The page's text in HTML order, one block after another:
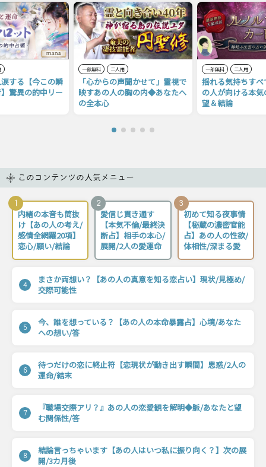
する【今この瞬
驚異の的中リー
一部無料 二人用
「心からの声聞かせて」霊視で
映すあの人の胸の内◆あなたへ
の全本心
一部無料 二人用
揺れる気持ちす
の人が向ける本
望＆結論
このコンテンツの人気メニュー
1
内緒の本音も筒抜
け【あの人の考え/
感情全網羅20項】
恋心/願い/結論
2
愛信じ貫き通す
【本気不倫/最終決
断占】相手の本心/
展開/2人の愛運命
3
初めて知る夜事情
【秘蔵の濃密官能
占】あの人の性欲/
体相性/深まる愛
4
まさか両想い？【あの人の真意を知る恋占い】現状/見極め/
交際可能性
5
今、誰を想っている？【あの人の本命暴露占】心境/あなた
への想い/答
6
待つだけの恋に終止符【恋現状が動き出す瞬間】思惑/2人の
運命/結末
7
『職場交際アリ？』あの人の恋愛観を解明◆脈/あなたと望
む関係性/答
8
結論言っちゃいます【あの人はいつ私に振り向く？】次の展
開/3カ月後